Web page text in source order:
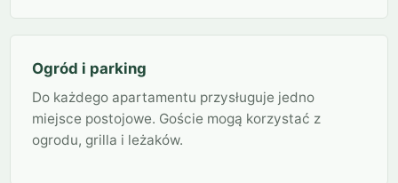
Ogród i parking
Do każdego apartamentu przysługuje jedno
miejsce postojowe. Goście mogą korzystać z
ogrodu, grilla i leżaków.